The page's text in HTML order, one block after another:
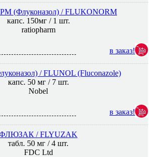
(Флуконазол) / FLUKONORM
капс. 150мг / 1 шт.
ratiopharm
в заказ!
/ FLUNOL (Fluconazole)
капс. 50 мг / 7 шт.
Nobel
в заказ!
/ FLYUZAK
табл. 50 мг / 4 шт.
FDC Ltd